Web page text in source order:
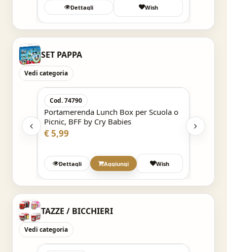
Dettagli Wish
SET PAPPA
Vedi categoria
Cod. 74790
Portamerenda Lunch Box per Scuola o
Picnic, BFF by Cry Babies
€ 5,99
Dettagli Aggiungi Wish
Picnic,
€ 5,99
TAZZE / BICCHIERI
Vedi categoria